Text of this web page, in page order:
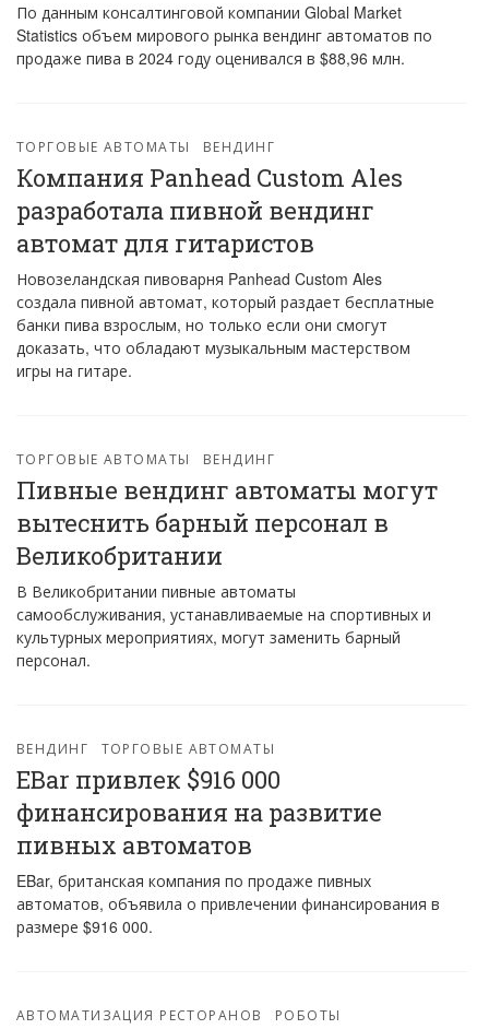
По данным консалтинговой компании Global Market
Statistics объем мирового рынка вендинг автоматов по
продаже пива в 2024 году оценивался в $88,96 млн.
ТОРГОВЫЕ АВТОМАТЫ ВЕНДИНГ
Компания Panhead Custom Ales
разработала пивной вендинг
автомат для гитаристов
Новозеландская пивоварня Panhead Custom Ales
создала пивной автомат, который раздает бесплатные
банки пива взрослым, но только если они смогут
доказать, что обладают музыкальным мастерством
игры на гитаре.
ТОРГОВЫЕ АВТОМАТЫ ВЕНДИНГ
Пивные вендинг автоматы могут
вытеснить барный персонал в
Великобритании
В Великобритании пивные автоматы
самообслуживания, устанавливаемые на спортивных и
культурных мероприятиях, могут заменить барный
персонал.
ВЕНДИНГ ТОРГОВЫЕ АВТОМАТЫ
EBar привлек $916 000
финансирования на развитие
пивных автоматов
EBar, британская компания по продаже пивных
автоматов, объявила о привлечении финансирования в
размере $916 000.
АВТОМАТИЗАЦИЯ РЕСТОРАНОВ РОБОТЫ